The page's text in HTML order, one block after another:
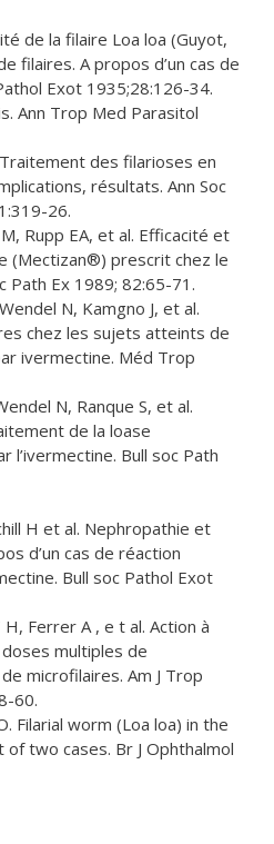
de la filaire Loa loa (Guyot,
filaires. A propos d’un cas de
Exot 1935;28:126-34.
Ann Trop Med Parasitol
des filarioses en
résultats. Ann Soc
26.
Rupp EA, et al. Efficacité et
(Mectizan®) prescrit chez le
Path Ex 1989; 82:65-71.
N, Kamgno J, et al.
chez les sujets atteints de
ivermectine. Méd Trop
N, Ranque S, et al.
de la loase
l’ivermectine. Bull soc Path
H et al. Nephropathie et
d’un cas de réaction
Bull soc Pathol Exot
Ferrer A , e t al. Action à
multiples de
microfilaires. Am J Trop
60.
Filarial worm (Loa loa) in the
two cases. Br J Ophthalmol